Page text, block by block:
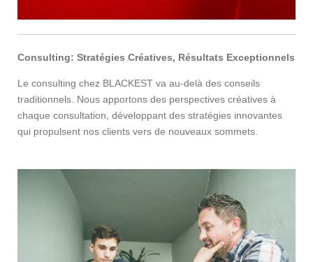
Consulting: Stratégies Créatives, Résultats Exceptionnels
Le consulting chez BLACKEST va au-delà des conseils
traditionnels. Nous apportons des perspectives créatives à
chaque consultation, développant des stratégies innovantes
qui propulsent nos clients vers de nouveaux sommets.